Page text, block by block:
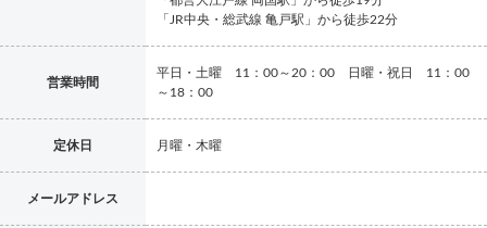
「JR中央・総武線 亀戸駅」から徒歩22分
営業時間
平日・土曜 11：00～20：00 日曜・祝日 11：00
～18：00
定休日 月曜・木曜
メールアドレス